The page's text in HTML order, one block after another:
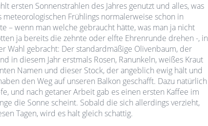
ersten Sonnenstrahlen des Jahres genutzt und alles, was
Frühlings normalerweise schon in
– wenn man welche gebraucht hätte, was man ja nicht
ja bereits die zehnte oder elfte Ehrenrunde drehen -, in
Wahl gebracht: Der standardmäßige Olivenbaum, der
in diesem Jahr erstmals Rosen, Ranunkeln, weißes Kraut
Namen und dieser Stock, der angeblich ewig hält und
den Weg auf unseren Balkon geschafft. Dazu natürlich
und nach getaner Arbeit gab es einen ersten Kaffee im
die Sonne scheint. Sobald die sich allerdings verzieht,
Tagen, wird es halt gleich schattig.